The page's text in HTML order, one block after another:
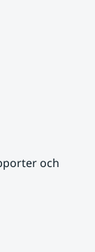
och